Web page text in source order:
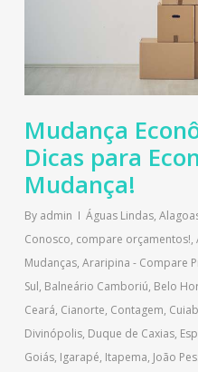
Mudança
Dicas para
Mudança!
By admin Águas Lindas,
Conosco, compare orçamentos!,
Mudanças, Araripina - Compare
Sul, Balneário Camboriú, Belo
Ceará, Cianorte, Contagem,
Divinópolis, Duque de Caxias,
Goiás, Igarapé, Itapema, João